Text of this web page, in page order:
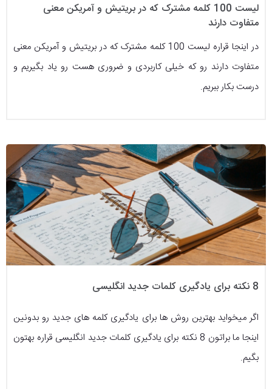
لیست 100 کلمه مشترک که در بریتیش و آمریکن معنی
متفاوت دارند
در اینجا قراره لیست 100 کلمه مشترک که در بریتیش و آمریکن معنی
متفاوت دارند رو که خیلی کاربردی و ضروری هست رو یاد بگیریم و
درست بکار ببریم.
8 نکته برای یادگیری کلمات جدید انگلیسی
اگر میخواید بهترین روش ها برای یادگیری کلمه های جدید رو بدونین
اینجا ما براتون 8 نکته برای یادگیری کلمات جدید انگلیسی قراره بهتون
بگیم.